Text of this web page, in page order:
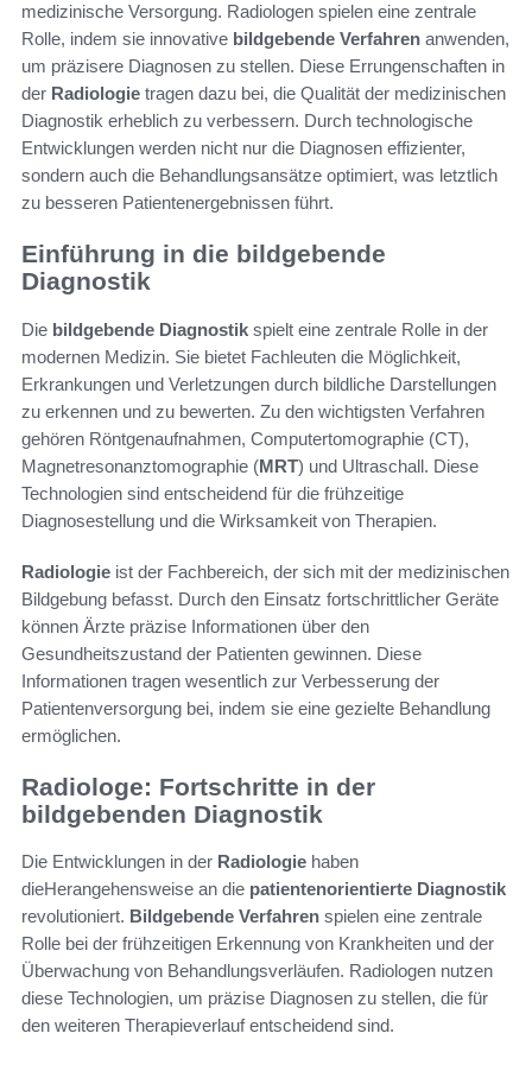
medizinische Versorgung. Radiologen spielen eine zentrale
Rolle, indem sie innovative bildgebende Verfahren anwenden,
um präzisere Diagnosen zu stellen. Diese Errungenschaften in
der Radiologie tragen dazu bei, die Qualität der medizinischen
Diagnostik erheblich zu verbessern. Durch technologische
Entwicklungen werden nicht nur die Diagnosen effizienter,
sondern auch die Behandlungsansätze optimiert, was letztlich
zu besseren Patientenergebnissen führt.
Einführung in die bildgebende
Diagnostik
Die bildgebende Diagnostik spielt eine zentrale Rolle in der
modernen Medizin. Sie bietet Fachleuten die Möglichkeit,
Erkrankungen und Verletzungen durch bildliche Darstellungen
zu erkennen und zu bewerten. Zu den wichtigsten Verfahren
gehören Röntgenaufnahmen, Computertomographie (CT),
Magnetresonanztomographie (MRT) und Ultraschall. Diese
Technologien sind entscheidend für die frühzeitige
Diagnosestellung und die Wirksamkeit von Therapien.
Radiologie ist der Fachbereich, der sich mit der medizinischen
Bildgebung befasst. Durch den Einsatz fortschrittlicher Geräte
können Ärzte präzise Informationen über den
Gesundheitszustand der Patienten gewinnen. Diese
Informationen tragen wesentlich zur Verbesserung der
Patientenversorgung bei, indem sie eine gezielte Behandlung
ermöglichen.
Radiologe: Fortschritte in der
bildgebenden Diagnostik
Die Entwicklungen in der Radiologie haben
dieHerangehensweise an die patientenorientierte Diagnostik
revolutioniert. Bildgebende Verfahren spielen eine zentrale
Rolle bei der frühzeitigen Erkennung von Krankheiten und der
Überwachung von Behandlungsverläufen. Radiologen nutzen
diese Technologien, um präzise Diagnosen zu stellen, die für
den weiteren Therapieverlauf entscheidend sind.